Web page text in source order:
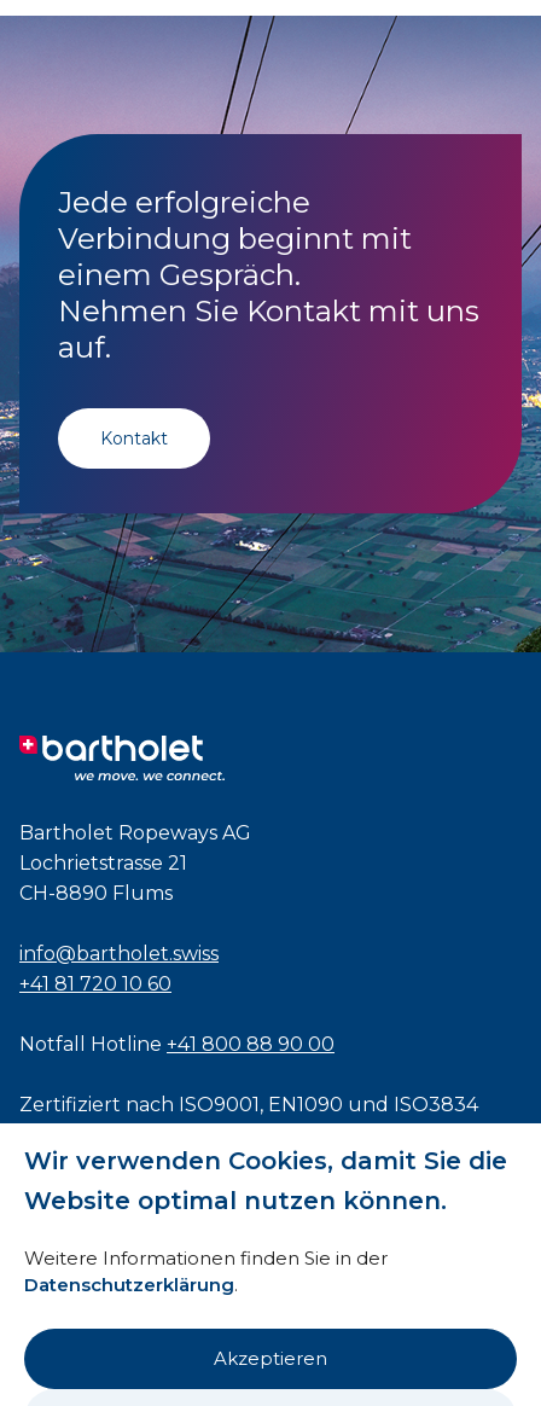
Wir verwenden Cookies, damit Sie die
Website optimal nutzen können.
Weitere Informationen finden Sie in der
Datenschutzerklärung.
Akzeptieren
Jede erfolgreiche
Verbindung beginnt mit
einem Gespräch.
Nehmen Sie Kontakt mit uns
auf.
Kontakt
Bartholet Ropeways AG
Lochrietstrasse 21
CH-8890 Flums
info@bartholet.swiss
+41 81 720 10 60
Notfall Hotline +41 800 88 90 00
Zertifiziert nach ISO9001, EN1090 und ISO3834
Impressum
HTI